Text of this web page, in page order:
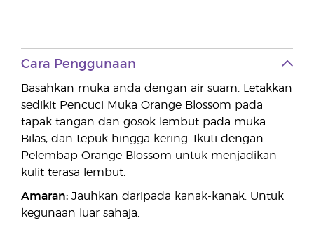
Cara Penggunaan
Basahkan muka anda dengan air suam. Letakkan
sedikit Pencuci Muka Orange Blossom pada
tapak tangan dan gosok lembut pada muka.
Bilas, dan tepuk hingga kering. Ikuti dengan
Pelembap Orange Blossom untuk menjadikan
kulit terasa lembut.
Amaran: Jauhkan daripada kanak-kanak. Untuk
kegunaan luar sahaja.